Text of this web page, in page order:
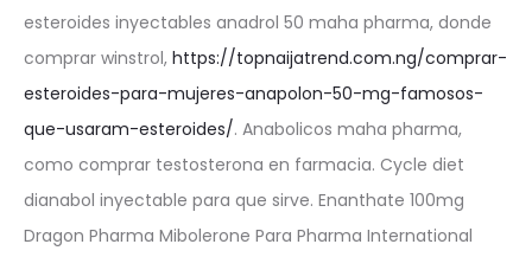
esteroides inyectables anadrol 50 maha pharma, donde
comprar winstrol, https://topnaijatrend.com.ng/comprar-
esteroides-para-mujeres-anapolon-50-mg-famosos-
que-usaram-esteroides/. Anabolicos maha pharma,
como comprar testosterona en farmacia. Cycle diet
dianabol inyectable para que sirve. Enanthate 100mg
Dragon Pharma Mibolerone Para Pharma International